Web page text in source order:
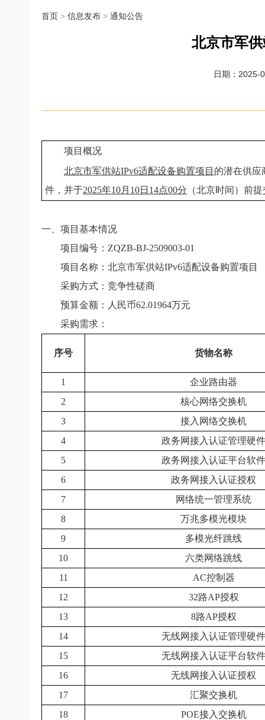
首页 > 信息发布 > 通知公告
北京市军
日期：2025-
项目概况
北京市军供站IPv6适配设备购置项目 的潜在供应
件，并于2025年10月10日14点00分 （北京时间）前
一、项目基本情况
项目编号：ZQZB-BJ-2509003-01
项目名称：北京市军供站IPv6适配设备购置项目
采购方式：竞争性磋商
预算金额：人民币62.01964万元
采购需求：
序号 货物名称
1
企业路由器
2
核心网络交换机
3
接入网络交换机
4
政务网接入认证管理硬件
5
政务网接入认证平台软件
6
政务网接入认证授权
7
网络统一管理系统
8
万兆多模光模块
9
多模光纤跳线
10
六类网络跳线
11
AC控制器
12
32路AP授权
13
8路AP授权
14
无线网接入认证管理硬件
15
无线网接入认证平台软件
16
无线网接入认证授权
17
汇聚交换机
18
POE接入交换机